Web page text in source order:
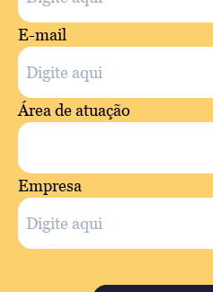
E-mail
Área de atuação
Empresa